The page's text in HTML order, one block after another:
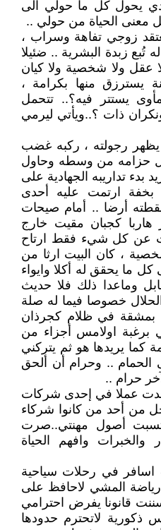
يحول كل ما حولي الى
معنى الحياة من حولي ..
زوجي تفاهة وسراب ،
زبدة البشرية .. ضئيلا
عقل ولا شخصية ولا كيان
يسترزق منها بكرامة ،
يستتر فيه؟.. تتحمل
ذات ؟..ويأتي ليرمي
يظهر رجولته ، ركبه غضب
حزامه من وسطه وحاول
بدء تداريبه الجهادية على
بخفة ارتمت عليه أحدى
أرضا .. أمام صيحات
هاربا كجبان مقيت خارج
عن كل شيء فقط ارتاح
، كان البيت ارثا من
ما يحقق له أكلا وايواء
وماعدا ذلك فلا حديث
خصوصا فيما له صلة
بمشقة في ظلام كجرذان
برغبة اولامس أجزاء من
كما يريدها هو ثم يتركني
الحمام .. وحرام أن ألحق
حرام ..
عملا في إحدى شركات
من أحد من كانوا شركاء
أصول مهنتي..صرت
والخبرات وافهم الحياة
في رحلات سياحية
المشي لاحافظ على
قانونا يفرض احترامي
ذكورية لاتحترم حدودها